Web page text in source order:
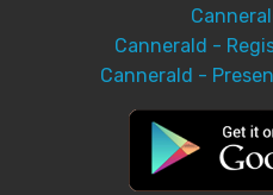
Cannerald -
Cannerald -